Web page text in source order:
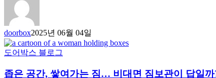
doorbox2025년 06월 04일
도어박스 블로그
좁은 공간, 쌓여가는 짐… 비대면 짐보관이 답일